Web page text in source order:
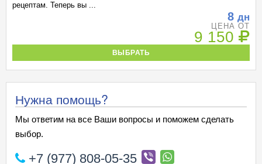
рецептам. Теперь вы ...
8 дн
ЦЕНА ОТ
9 150
ВЫБРАТЬ
Нужна помощь?
Мы ответим на все Ваши вопросы и поможем сделать
выбор.
+7 (977) 808-05-35